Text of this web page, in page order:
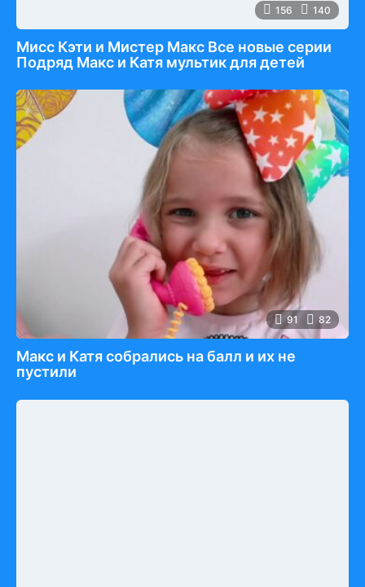
156 140
Мисс Кэти и Мистер Макс Все новые серии
Подряд Макс и Катя мультик для детей
91 82
Макс и Катя собрались на балл и их не
пустили